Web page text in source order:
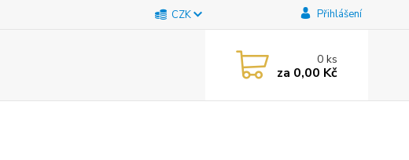
CZK Přihlášení
0ks
za 0,00 Kč